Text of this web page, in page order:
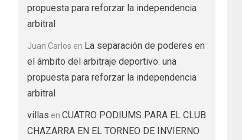
propuesta para reforzar la independencia
arbitral
Juan Carlos en La separación de poderes en
el ámbito del arbitraje deportivo: una
propuesta para reforzar la independencia
arbitral
villas en CUATRO PODIUMS PARA EL CLUB
CHAZARRA EN EL TORNEO DE INVIERNO